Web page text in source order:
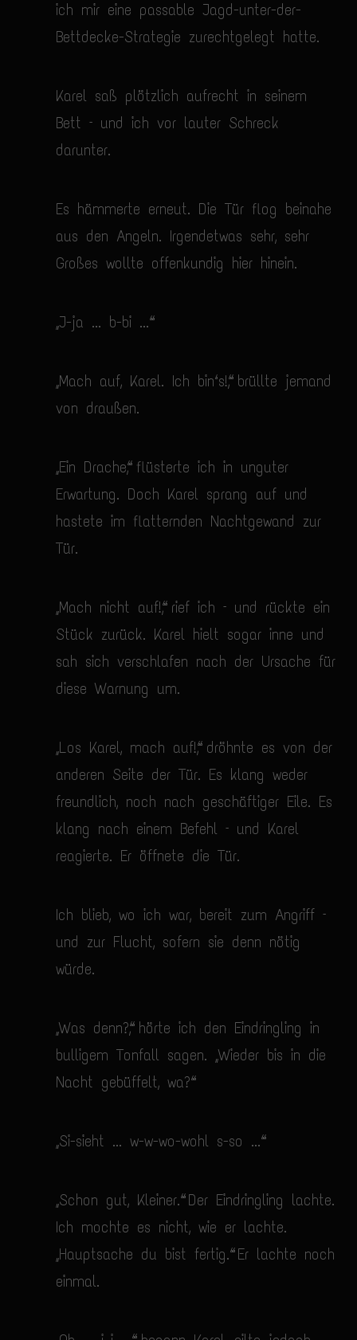
ich mir eine passable Jagd-unter-der-
Bettdecke-Strategie zurechtgelegt hatte.
Karel saß plötzlich aufrecht in seinem
Bett – und ich vor lauter Schreck
darunter.
Es hämmerte erneut. Die Tür flog beinahe
aus den Angeln. Irgendetwas sehr, sehr
Großes wollte offenkundig hier hinein.
„J-ja ... b-bi ...“
„Mach auf, Karel. Ich bin‘s!“, brüllte jemand
von draußen.
„Ein Drache“, flüsterte ich in unguter
Erwartung. Doch Karel sprang auf und
hastete im flatternden Nachtgewand zur
Tür.
„Mach nicht auf!“, rief ich – und rückte ein
Stück zurück. Karel hielt sogar inne und
sah sich verschlafen nach der Ursache für
diese Warnung um.
„Los Karel, mach auf!“, dröhnte es von der
anderen Seite der Tür. Es klang weder
freundlich, noch nach geschäftiger Eile. Es
klang nach einem Befehl – und Karel
reagierte. Er öffnete die Tür.
Ich blieb, wo ich war, bereit zum Angriff –
und zur Flucht, sofern sie denn nötig
würde.
„Was denn?“, hörte ich den Eindringling in
bulligem Tonfall sagen. „Wieder bis in die
Nacht gebüffelt, wa?“
„Si-sieht ... w-w-wo-wohl s-so ...“
„Schon gut, Kleiner.“ Der Eindringling lachte.
Ich mochte es nicht, wie er lachte.
„Hauptsache du bist fertig.“ Er lachte noch
einmal.